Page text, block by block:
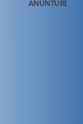
ANUNȚURI